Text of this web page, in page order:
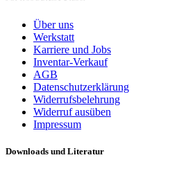
Über uns
Werkstatt
Karriere und Jobs
Inventar-Verkauf
AGB
Datenschutzerklärung
Widerrufsbelehrung
Widerruf ausüben
Impressum
Downloads und Literatur